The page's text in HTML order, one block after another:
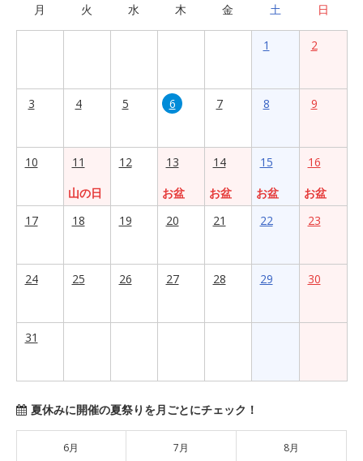
月 火 水 木 金 土 日
1 2
3 4 5 6 7 8 9
10
11
山の日
12
13
お盆
14
お盆
15
お盆
16
お盆
17
18 19 20 21 22 23
24 25 26 27 28 29 30
31
夏休みに開催の夏祭りを月ごとにチェック！
6月 7月 8月